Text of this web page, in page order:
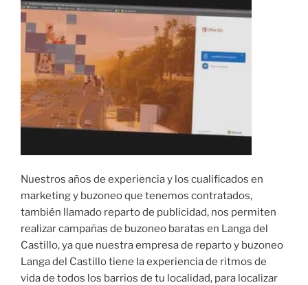
Nuestros años de experiencia y los cualificados en
marketing y buzoneo que tenemos contratados,
también llamado reparto de publicidad, nos permiten
realizar campañas de buzoneo baratas en Langa del
Castillo, ya que nuestra empresa de reparto y buzoneo
Langa del Castillo tiene la experiencia de ritmos de
vida de todos los barrios de tu localidad, para localizar